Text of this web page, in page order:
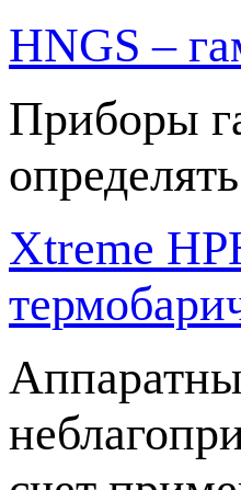
HNGS –
Приборы
Xtreme